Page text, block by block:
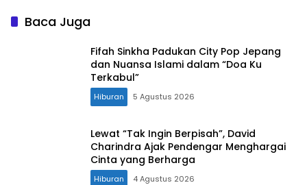
Baca Juga
Fifah Sinkha Padukan City Pop Jepang
dan Nuansa Islami dalam “Doa Ku
Terkabul”
Hiburan 5 Agustus 2026
Lewat “Tak Ingin Berpisah”, David
Charindra Ajak Pendengar Menghargai
Cinta yang Berharga
Hiburan 4 Agustus 2026